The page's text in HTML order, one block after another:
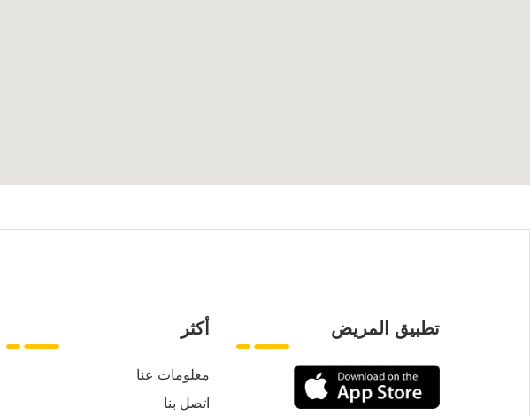
أكثر
معلومات عنا
اتصل بنا
تطبيق المريض